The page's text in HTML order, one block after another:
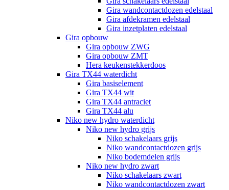
Gira wandcontactdozen edelstaal
Gira afdekramen edelstaal
Gira inzetplaten edelstaal
Gira opbouw
Gira opbouw ZWG
Gira opbouw ZMT
Hera keukenstekkerdoos
Gira TX44 waterdicht
Gira basiselement
Gira TX44 wit
Gira TX44 antraciet
Gira TX44 alu
Niko new hydro waterdicht
Niko new hydro grijs
Niko schakelaars grijs
Niko wandcontactdozen grijs
Niko bodemdelen grijs
Niko new hydro zwart
Niko schakelaars zwart
Niko wandcontactdozen zwart